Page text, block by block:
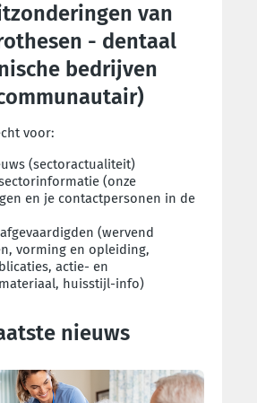
van
- dentaal
bedrijven
voor:
(sectoractualiteit)
(onze
en je contactpersonen in de
(wervend
vorming en opleiding,
actie- en
huisstijl-info)
nieuws